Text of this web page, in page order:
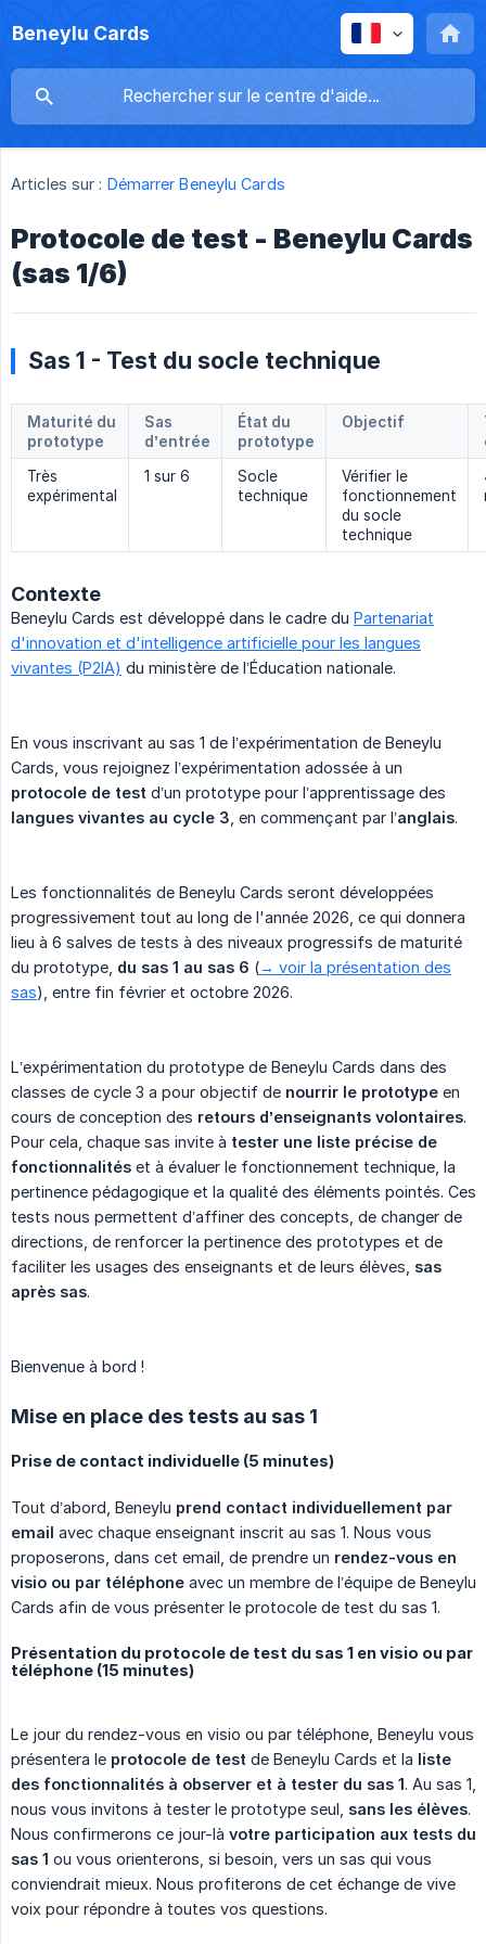
Beneylu Cards
Articles sur : Démarrer Beneylu Cards
Protocole de test - Beneylu Cards
(sas 1/6)
Sas 1 - Test du socle technique
Maturité du
prototype
Sas
d’entrée
État du
prototype
Objectif
Très
expérimental
1 sur 6
Socle
technique
Vérifier le
fonctionnement
du socle
technique
Contexte
Beneylu Cards est développé dans le cadre du Partenariat
d'innovation et d'intelligence artificielle pour les langues
vivantes (P2IA) du ministère de l’Éducation nationale.
En vous inscrivant au sas 1 de l’expérimentation de Beneylu
Cards, vous rejoignez l’expérimentation adossée à un
protocole de test d’un prototype pour l’apprentissage des
langues vivantes au cycle 3 , en commençant par l’anglais.
Les fonctionnalités de Beneylu Cards seront développées
progressivement tout au long de l'année 2026, ce qui donnera
lieu à 6 salves de tests à des niveaux progressifs de maturité
du prototype, du sas 1 au sas 6 (→ voir la présentation des
sas), entre fin février et octobre 2026.
L’expérimentation du prototype de Beneylu Cards dans des
classes de cycle 3 a pour objectif de nourrir le prototype en
cours de conception des retours d’enseignants volontaires.
Pour cela, chaque sas invite à tester une liste précise de
fonctionnalités et à évaluer le fonctionnement technique, la
pertinence pédagogique et la qualité des éléments pointés. Ces
tests nous permettent d’affiner des concepts, de changer de
directions, de renforcer la pertinence des prototypes et de
faciliter les usages des enseignants et de leurs élèves, sas
après sas.
Bienvenue à bord !
Mise en place des tests au sas 1
Prise de contact individuelle (5 minutes)
Tout d’abord, Beneylu prend contact individuellement par
email avec chaque enseignant inscrit au sas 1. Nous vous
proposerons, dans cet email, de prendre un rendez-vous en
visio ou par téléphone avec un membre de l’équipe de Beneylu
Cards afin de vous présenter le protocole de test du sas 1.
Présentation du protocole de test du sas 1 en visio ou par
téléphone (15 minutes)
Le jour du rendez-vous en visio ou par téléphone, Beneylu vous
présentera le protocole de test de Beneylu Cards et la liste
des fonctionnalités à observer et à tester du sas 1. Au sas 1,
nous vous invitons à tester le prototype seul, sans les élèves.
Nous confirmerons ce jour-là votre participation aux tests du
sas 1 ou vous orienterons, si besoin, vers un sas qui vous
conviendrait mieux. Nous profiterons de cet échange de vive
voix pour répondre à toutes vos questions.